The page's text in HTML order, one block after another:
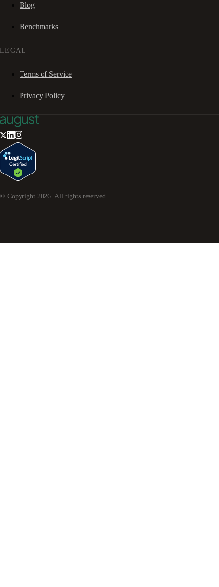
Blog
Benchmarks
LEGAL
Terms of Service
Privacy Policy
© Copyright 2026 . All rights reserved.